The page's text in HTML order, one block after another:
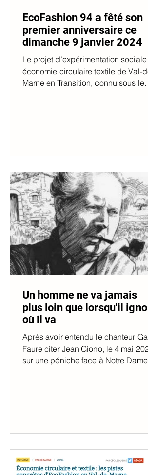
EcoFashion 94 a fêté son
premier anniversaire ce
dimanche 9 janvier 2024
Le projet d’expérimentation sociale en
économie circulaire textile de Val-de-
Marne en Transition, connu sous le
Un homme ne va jamais
plus loin que lorsqu'il ignore
où il va
Après avoir entendu le chanteur Gael
Faure citer Jean Giono, le 4 mai 2024
sur une péniche face à Notre Dame, je